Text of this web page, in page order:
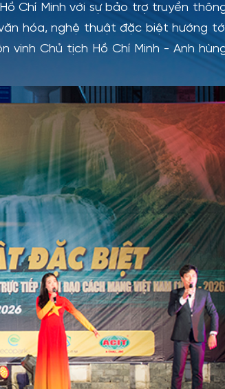
Chí Minh với sự bảo trợ truyền
hóa, nghệ thuật đặc biệt hướng
Chủ tịch Hồ Chí Minh - Anh